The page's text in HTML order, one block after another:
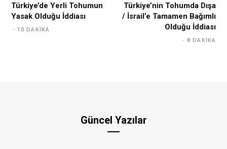
Türkiye’de Yerli Tohumun
Yasak Olduğu İddiası
10 DAKIKA
Türkiye’nin Tohumda Dışa
/ İsrail’e Tamamen Bağımlı
Olduğu İddiası
8 DAKIKA
Güncel Yazılar